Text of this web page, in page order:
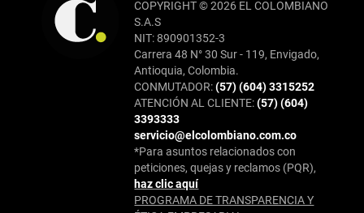
COPYRIGHT © 2026 EL COLOMBIANO
S.A.S
NIT: 890901352-3
Carrera 48 N° 30 Sur - 119, Envigado,
Antioquia, Colombia.
CONMUTADOR:(57) (604) 3315252
ATENCIÓN AL CLIENTE:(57) (604)
3393333
servicio@elcolombiano.com.co
*Para asuntos relacionados con
peticiones, quejas y reclamos (PQR),
haz clic aquí
PROGRAMA DE TRANSPARENCIA Y